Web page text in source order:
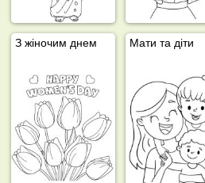
З жіночим днем Мати та діти